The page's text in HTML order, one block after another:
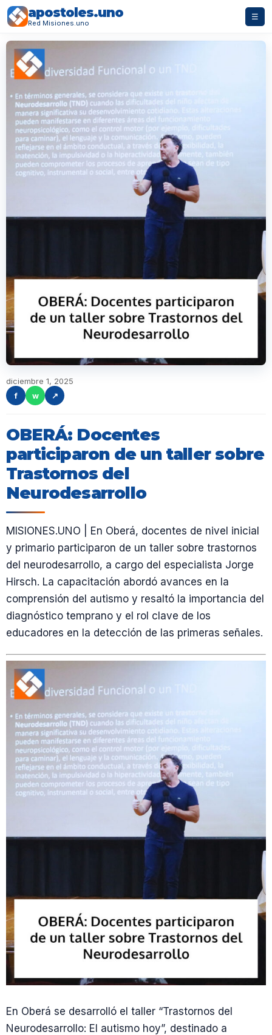
apostoles.uno
Red Misiones.uno
☰
diciembre 1, 2025
f
w ↗
OBERÁ: Docentes
participaron de un taller sobre
Trastornos del
Neurodesarrollo
MISIONES.UNO | En Oberá, docentes de nivel inicial
y primario participaron de un taller sobre trastornos
del neurodesarrollo, a cargo del especialista Jorge
Hirsch. La capacitación abordó avances en la
comprensión del autismo y resaltó la importancia del
diagnóstico temprano y el rol clave de los
educadores en la detección de las primeras señales.
En Oberá se desarrolló el taller “Trastornos del
Neurodesarrollo: El autismo hoy”, destinado a